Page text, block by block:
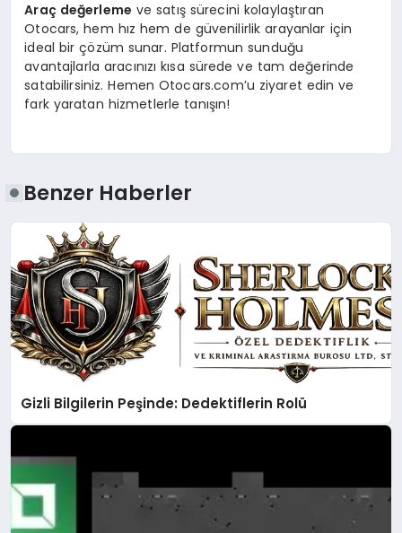
Araç değerleme ve satış sürecini kolaylaştıran
Otocars, hem hız hem de güvenilirlik arayanlar için
ideal bir çözüm sunar. Platformun sunduğu
avantajlarla aracınızı kısa sürede ve tam değerinde
satabilirsiniz. Hemen Otocars.com’u ziyaret edin ve
fark yaratan hizmetlerle tanışın!
Benzer Haberler
Gizli Bilgilerin Peşinde: Dedektiflerin Rolü